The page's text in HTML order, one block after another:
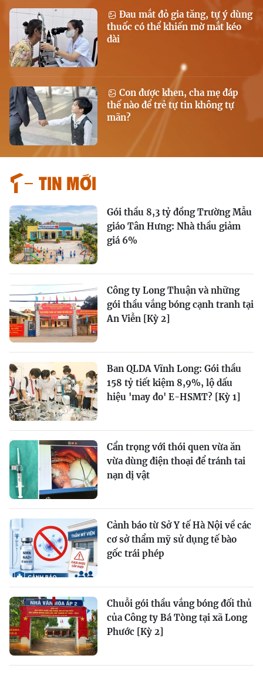
Đau mắt đỏ gia tăng, tự ý dùng
thuốc có thể khiến mờ mắt kéo
dài
Con được khen, cha mẹ đáp
thế nào để trẻ tự tin không tự
mãn?
Tin mới
Gói thầu 8,3 tỷ đồng Trường Mẫu
giáo Tân Hưng: Nhà thầu giảm
giá 6%
Công ty Long Thuận và những
gói thầu vắng bóng cạnh tranh tại
An Viễn [Kỳ 2]
Ban QLDA Vĩnh Long: Gói thầu
158 tỷ tiết kiệm 8,9%, lộ dấu
hiệu 'may đo' E-HSMT? [Kỳ 1]
Cẩn trọng với thói quen vừa ăn
vừa dùng điện thoại để tránh tai
nạn dị vật
Cảnh báo từ Sở Y tế Hà Nội về các
cơ sở thẩm mỹ sử dụng tế bào
gốc trái phép
Chuỗi gói thầu vắng bóng đối thủ
của Công ty Bá Tòng tại xã Long
Phước [Kỳ 2]